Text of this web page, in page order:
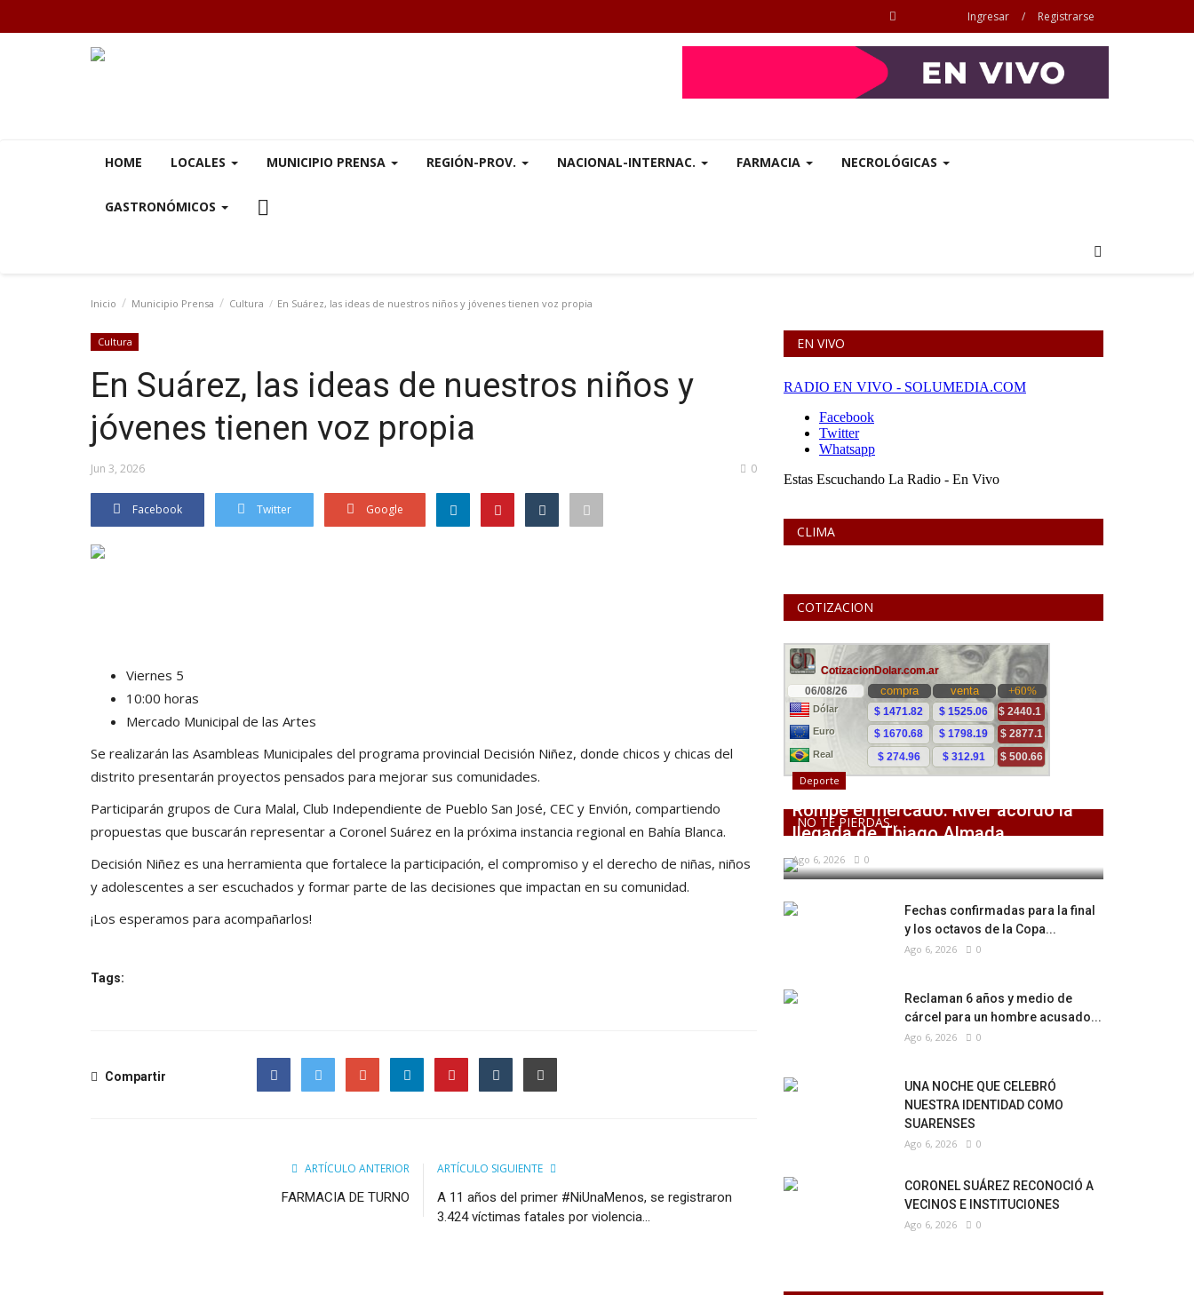
Ingresar / Registrarse
HOME LOCALES MUNICIPIO PRENSA REGIÓN-PROV. NACIONAL-INTERNAC. FARMACIA NECROLÓGICAS
GASTRONÓMICOS
Inicio Municipio Prensa Cultura En Suárez, las ideas de nuestros niños y jóvenes tienen voz propia
Cultura
En Suárez, las ideas de nuestros niños y
jóvenes tienen voz propia
Jun 3, 2026 0
Facebook Twitter Google
Viernes 5
10:00 horas
Mercado Municipal de las Artes
Se realizarán las Asambleas Municipales del programa provincial Decisión Niñez, donde chicos y chicas del
distrito presentarán proyectos pensados para mejorar sus comunidades.
Participarán grupos de Cura Malal, Club Independiente de Pueblo San José, CEC y Envión, compartiendo
propuestas que buscarán representar a Coronel Suárez en la próxima instancia regional en Bahía Blanca.
Decisión Niñez es una herramienta que fortalece la participación, el compromiso y el derecho de niñas, niños
y adolescentes a ser escuchados y formar parte de las decisiones que impactan en su comunidad.
¡Los esperamos para acompañarlos!
Tags:
Compartir
ARTÍCULO ANTERIOR
FARMACIA DE TURNO
ARTÍCULO SIGUIENTE
A 11 años del primer #NiUnaMenos, se registraron
3.424 víctimas fatales por violencia...
EN VIVO
CLIMA
COTIZACION
NO TE PIERDAS...
Deporte
Rompe el mercado: River acordó la
llegada de Thiago Almada
Ago 6, 2026 0
Fechas confirmadas para la final
y los octavos de la Copa...
Ago 6, 2026 0
Reclaman 6 años y medio de
cárcel para un hombre acusado...
Ago 6, 2026 0
UNA NOCHE QUE CELEBRÓ
NUESTRA IDENTIDAD COMO
SUARENSES
Ago 6, 2026 0
CORONEL SUÁREZ RECONOCIÓ A
VECINOS E INSTITUCIONES
Ago 6, 2026 0